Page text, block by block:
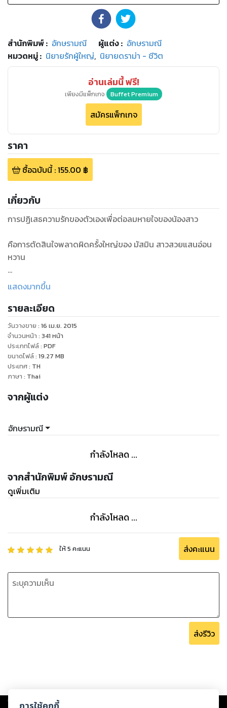
สำนักพิมพ์: อักษรามณี ผู้แต่ง : อักษรามณี
หมวดหมู่: นิยายรักผู้ใหญ่, นิยายดราม่า - ชีวิต
อ่านเล่มนี้ ฟรี!
เพียงมีแพ็กเกจ Buffet Premium
สมัครแพ็กเกจ
ราคา
ซื้อฉบับนี้:155.00 ฿
เกี่ยวกับ
การปฏิเสธความรักของตัวเองเพื่อต่อลมหายใจของน้องสาว
คือการตัดสินใจพลาดผิดครั้งใหญ่ของ มัสมิน สาวสวยแสนอ่อน
หวาน
ผู้ต้องรับโทษทัณฑ์สาหัสจาก ลอวเรนซ์ มาร์โค ริคาร์ดิอาโด
มาเฟียหนุ่มลูกครึ่งไทย ฝรั่งเศส อิตาเลี่ยน
ทายาทเจ้าของอาณาจักรธุรกิจการบินยักษ์ใหญ่ของอิตาลี
ผู้เก็บความเคียดแค้นเพื่อรอเวลา กลับมาให้เธอ ชดใช้
แสดงมากขึ้น
รายละเอียด
วันวางขาย : 16 เม.ย. 2015
จำนวนหน้า : 341 หน้า
ประเภทไฟล์: PDF
ขนาดไฟล์: 19.27 MB
ประเทศ: TH
ภาษา : Thai
จากผู้แต่ง
อักษรามณี
กำลังโหลด ...
จากสำนักพิมพ์ อักษรามณี
ดูเพิ่มเติม
กำลังโหลด ...
ให้5 คะแนน ส่งคะแนน
ส่งรีวิว
Copyright © 2026